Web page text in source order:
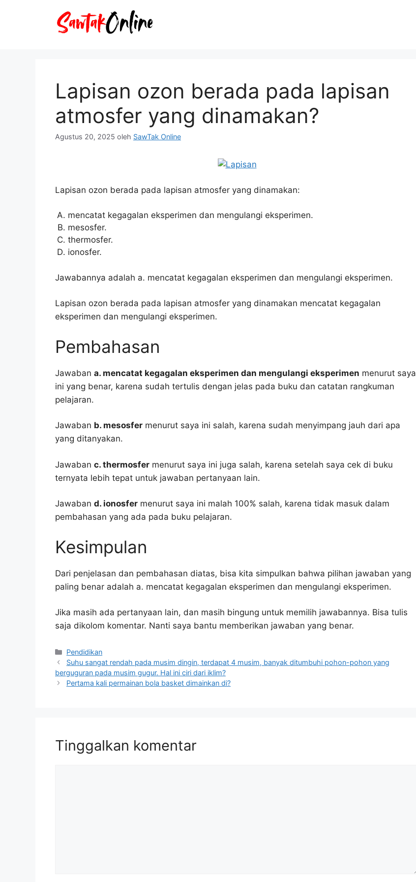
Lapisan ozon berada pada lapisan
atmosfer yang dinamakan?
Agustus 20, 2025 oleh SawTak Online
Lapisan ozon berada pada lapisan atmosfer yang dinamakan:
mencatat kegagalan eksperimen dan mengulangi eksperimen.
mesosfer.
thermosfer.
ionosfer.
Jawabannya adalah a. mencatat kegagalan eksperimen dan mengulangi eksperimen.
Lapisan ozon berada pada lapisan atmosfer yang dinamakan mencatat kegagalan
eksperimen dan mengulangi eksperimen.
Pembahasan
Jawaban a. mencatat kegagalan eksperimen dan mengulangi eksperimen menurut saya
ini yang benar, karena sudah tertulis dengan jelas pada buku dan catatan rangkuman
pelajaran.
Jawaban b. mesosfer menurut saya ini salah, karena sudah menyimpang jauh dari apa
yang ditanyakan.
Jawaban c. thermosfer menurut saya ini juga salah, karena setelah saya cek di buku
ternyata lebih tepat untuk jawaban pertanyaan lain.
Jawaban d. ionosfer menurut saya ini malah 100% salah, karena tidak masuk dalam
pembahasan yang ada pada buku pelajaran.
Kesimpulan
Dari penjelasan dan pembahasan diatas, bisa kita simpulkan bahwa pilihan jawaban yang
paling benar adalah a. mencatat kegagalan eksperimen dan mengulangi eksperimen.
Jika masih ada pertanyaan lain, dan masih bingung untuk memilih jawabannya. Bisa tulis
saja dikolom komentar. Nanti saya bantu memberikan jawaban yang benar.
Kategori
Pendidikan
Suhu sangat rendah pada musim dingin, terdapat 4 musim, banyak ditumbuhi pohon-pohon yang
berguguran pada musim gugur. Hal ini ciri dari iklim?
Pertama kali permainan bola basket dimainkan di?
Tinggalkan komentar